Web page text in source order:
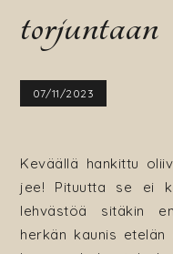
torjuntaan
07/11/2023
Keväällä hankittu
jee! Pituutta se ei
lehvästöä sitäkin
herkän kaunis